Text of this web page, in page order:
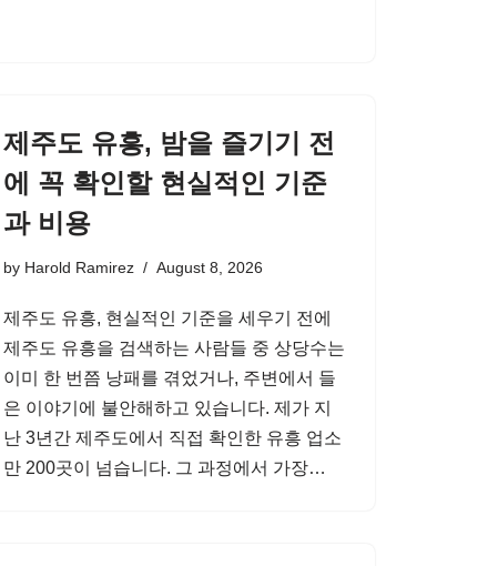
제주도 유흥, 밤을 즐기기 전
에 꼭 확인할 현실적인 기준
과 비용
by Harold Ramirez August 8, 2026
제주도 유흥, 현실적인 기준을 세우기 전에
제주도 유흥을 검색하는 사람들 중 상당수는
이미 한 번쯤 낭패를 겪었거나, 주변에서 들
은 이야기에 불안해하고 있습니다. 제가 지
난 3년간 제주도에서 직접 확인한 유흥 업소
만 200곳이 넘습니다. 그 과정에서 가장…